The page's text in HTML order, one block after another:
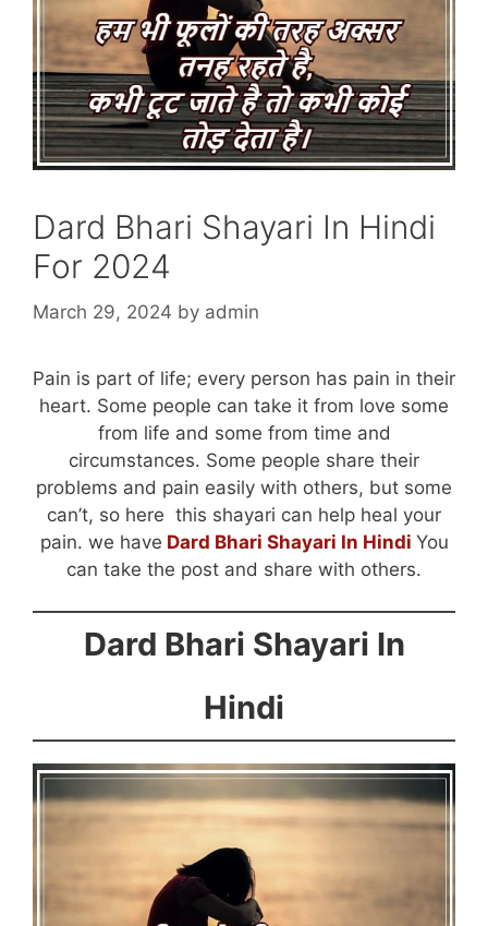
Dard Bhari Shayari In Hindi
For 2024
March 29, 2024 by admin
Pain is part of life; every person has pain in their
heart. Some people can take it from love some
from life and some from time and
circumstances. Some people share their
problems and pain easily with others, but some
can’t, so here this shayari can help heal your
pain. we have Dard Bhari Shayari In Hindi You
can take the post and share with others.
Dard Bhari Shayari In
Hindi